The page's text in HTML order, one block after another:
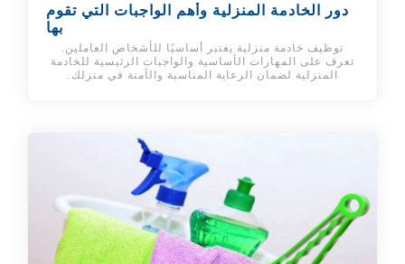
دور الخادمة المنزلية وأهم الواجبات التي تقوم
بها
توظيف خادمة منزلية يعتبر أساسيًا للأشخاص العاملين.
تعرف على المهارات الأساسية والواجبات الرئيسية للخادمة
المنزلية لضمان الرعاية المناسبة والآمنة في منزلك.